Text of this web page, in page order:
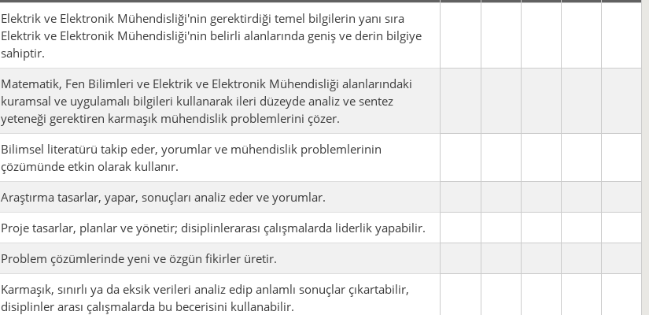
Elektrik ve Elektronik Mühendisliği'nin gerektirdiği temel bilgilerin yanı sıra
Elektrik ve Elektronik Mühendisliği'nin belirli alanlarında geniş ve derin bilgiye
sahiptir.
Matematik, Fen Bilimleri ve Elektrik ve Elektronik Mühendisliği alanlarındaki
kuramsal ve uygulamalı bilgileri kullanarak ileri düzeyde analiz ve sentez
yeteneği gerektiren karmaşık mühendislik problemlerini çözer.
Bilimsel literatürü takip eder, yorumlar ve mühendislik problemlerinin
çözümünde etkin olarak kullanır.
Araştırma tasarlar, yapar, sonuçları analiz eder ve yorumlar.
Proje tasarlar, planlar ve yönetir; disiplinlerarası çalışmalarda liderlik yapabilir.
Problem çözümlerinde yeni ve özgün fikirler üretir.
Karmaşık, sınırlı ya da eksik verileri analiz edip anlamlı sonuçlar çıkartabilir,
disiplinler arası çalışmalarda bu becerisini kullanabilir.